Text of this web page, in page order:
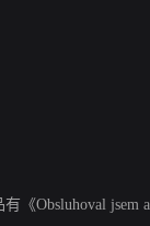
《Obsluhoval jsem